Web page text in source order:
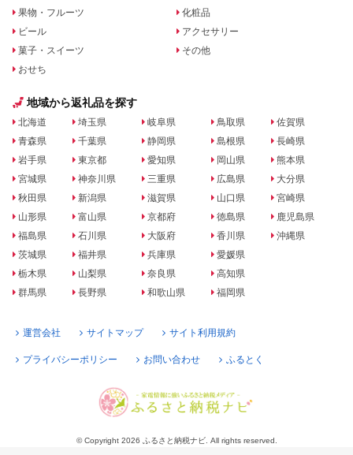
果物・フルーツ
ビール
菓子・スイーツ
おせち
化粧品
アクセサリー
その他
地域から返礼品を探す
北海道
青森県
岩手県
宮城県
秋田県
山形県
福島県
茨城県
栃木県
群馬県
埼玉県
千葉県
東京都
神奈川県
新潟県
富山県
石川県
福井県
山梨県
長野県
岐阜県
静岡県
愛知県
三重県
滋賀県
京都府
大阪府
兵庫県
奈良県
和歌山県
鳥取県
島根県
岡山県
広島県
山口県
徳島県
香川県
愛媛県
高知県
福岡県
佐賀県
長崎県
熊本県
大分県
宮崎県
鹿児島県
沖縄県
運営会社 サイトマップ サイト利用規約
プライバシーポリシー お問い合わせ ふるとく
© Copyright 2026 ふるさと納税ナビ. All rights reserved.